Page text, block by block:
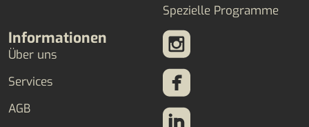
Spezielle Programme
Informationen
Über uns
Services
AGB